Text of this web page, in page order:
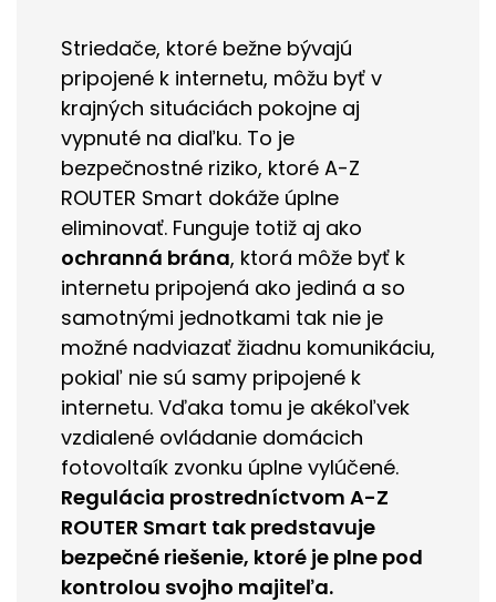
Striedače, ktoré bežne bývajú
pripojené k internetu, môžu byť v
krajných situáciách pokojne aj
vypnuté na diaľku. To je
bezpečnostné riziko, ktoré A-Z
ROUTER Smart dokáže úplne
eliminovať. Funguje totiž aj ako
ochranná brána, ktorá môže byť k
internetu pripojená ako jediná a so
samotnými jednotkami tak nie je
možné nadviazať žiadnu komunikáciu,
pokiaľ nie sú samy pripojené k
internetu. Vďaka tomu je akékoľvek
vzdialené ovládanie domácich
fotovoltaík zvonku úplne vylúčené.
Regulácia prostredníctvom A-Z
ROUTER Smart tak predstavuje
bezpečné riešenie, ktoré je plne pod
kontrolou svojho majiteľa.